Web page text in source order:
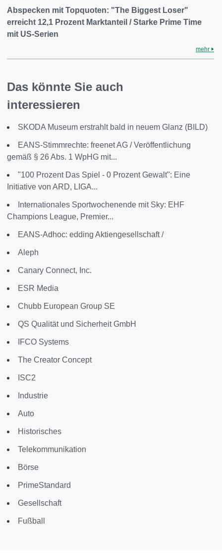
Abspecken mit Topquoten: "The Biggest Loser"
erreicht 12,1 Prozent Marktanteil / Starke Prime Time
mit US-Serien
mehr
Das könnte Sie auch
interessieren
SKODA Museum erstrahlt bald in neuem Glanz (BILD)
EANS-Stimmrechte: freenet AG / Veröffentlichung
gemäß § 26 Abs. 1 WpHG mit...
"100 Prozent Das Spiel - 0 Prozent Gewalt": Eine
Initiative von ARD, LIGA...
Internationales Sportwochenende mit Sky: EHF
Champions League, Premier...
EANS-Adhoc: edding Aktiengesellschaft /
Aleph
Canary Connect, Inc.
ESR Media
Chubb European Group SE
QS Qualität und Sicherheit GmbH
IFCO Systems
The Creator Concept
ISC2
Industrie
Auto
Historisches
Telekommunikation
Börse
PrimeStandard
Gesellschaft
Fußball